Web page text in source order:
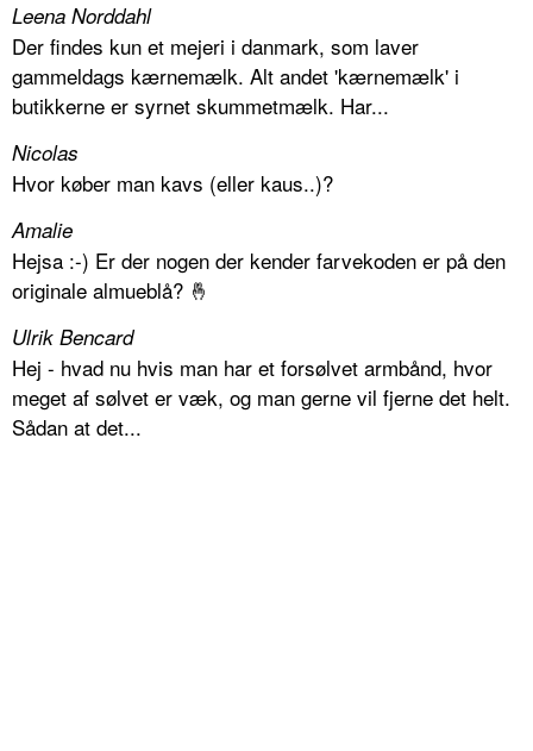
Leena Norddahl
Der findes kun et mejeri i danmark, som laver
gammeldags kærnemælk. Alt andet 'kærnemælk' i
butikkerne er syrnet skummetmælk. Har...
Nicolas
Hvor køber man kavs (eller kaus..)?
Amalie
Hejsa :-) Er der nogen der kender farvekoden er på den
originale almueblå? 🤞
Ulrik Bencard
Hej - hvad nu hvis man har et forsølvet armbånd, hvor
meget af sølvet er væk, og man gerne vil fjerne det helt.
Sådan at det...